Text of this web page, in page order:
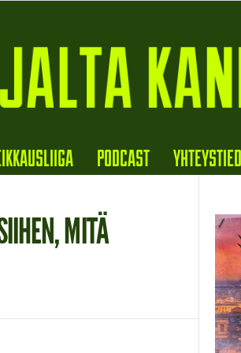
PODCAST
MITÄ